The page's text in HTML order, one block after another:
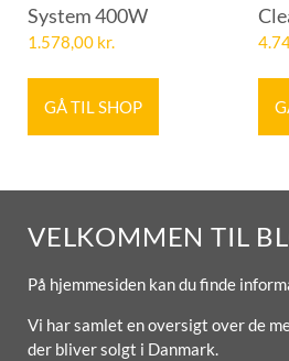
System 400W
1.578,00 kr.
GÅ TIL SHOP
VELKOMMEN TIL
På hjemmesiden kan du finde
Vi har samlet en oversigt over de
der bliver solgt i Danmark.